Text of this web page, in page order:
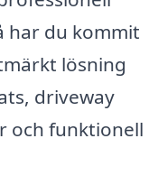
har du kommit
lösning
driveway
och funktionell